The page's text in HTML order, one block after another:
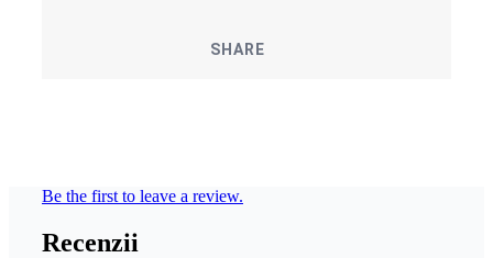
SHARE
Be the first to leave a review.
Recenzii